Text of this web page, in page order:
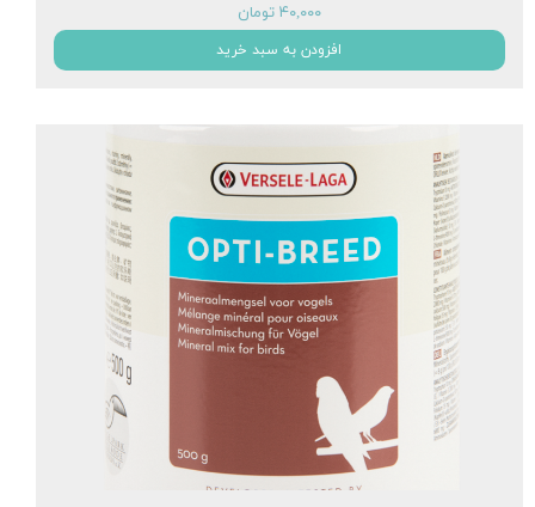
۴۰,۰۰۰ تومان
افزودن به سبد خرید